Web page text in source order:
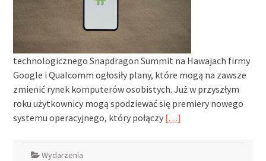
technologicznego Snapdragon Summit na Hawajach firmy
Google i Qualcomm ogłosiły plany, które mogą na zawsze
zmienić rynek komputerów osobistych. Już w przyszłym
roku użytkownicy mogą spodziewać się premiery nowego
systemu operacyjnego, który połączy […]
Wydarzenia